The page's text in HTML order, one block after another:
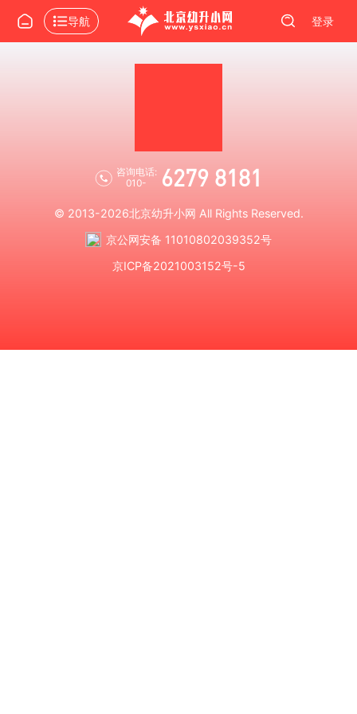
导航 登录
咨询电话:
010-
6279 8181
© 2013-2026北京幼升小网 All Rights Reserved.
京公网安备 11010802039352号
京ICP备2021003152号-5